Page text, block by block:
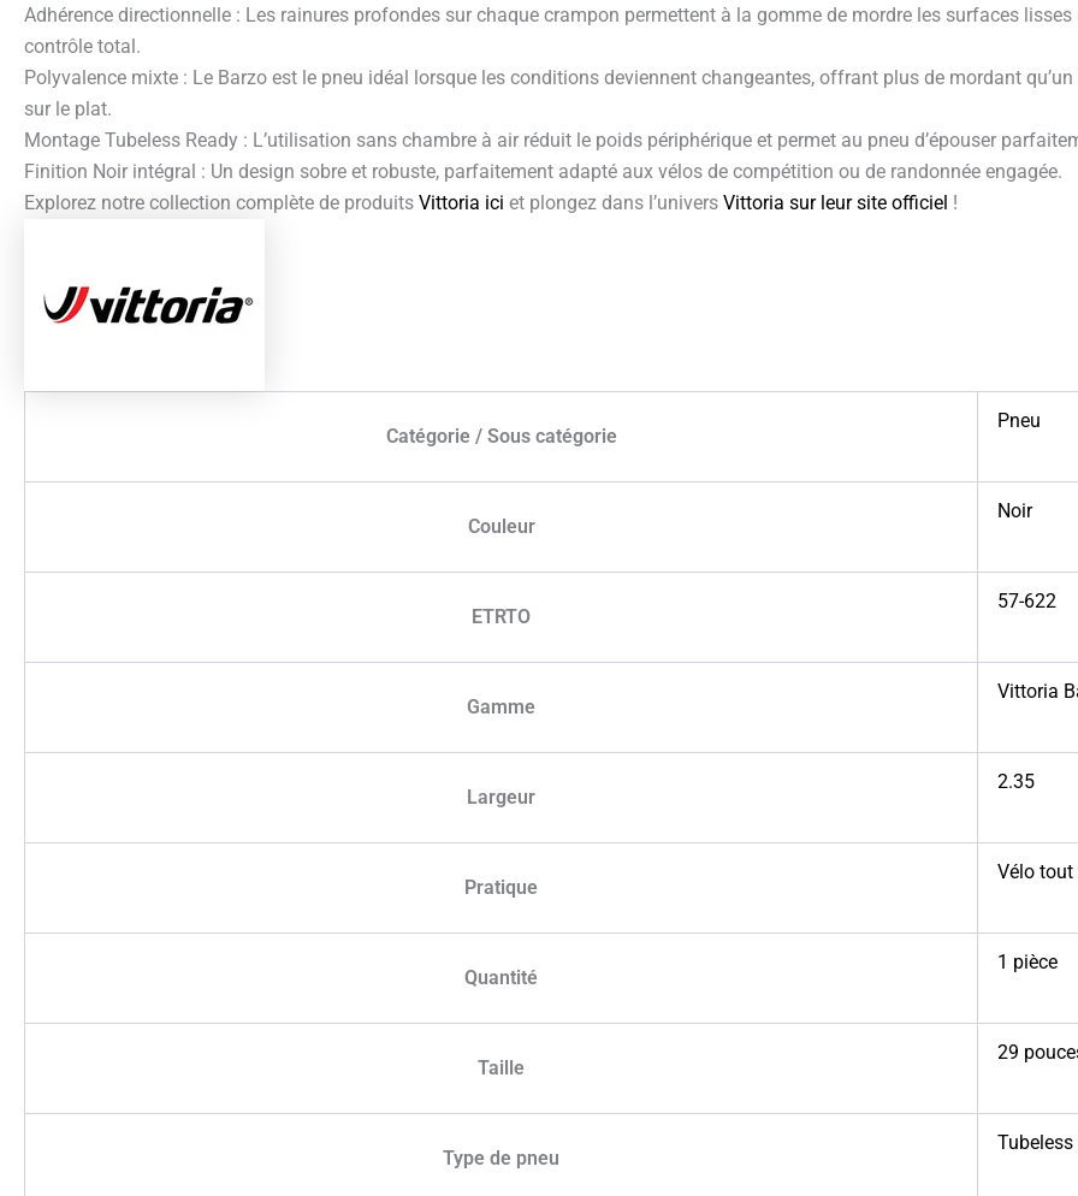
Adhérence directionnelle : Les rainures profondes sur chaque crampon permettent à la gomme de mordre les surfaces
contrôle total.
Polyvalence mixte : Le Barzo est le pneu idéal lorsque les conditions deviennent changeantes, offrant plus de mordant
sur le plat.
Montage Tubeless Ready : L’utilisation sans chambre à air réduit le poids périphérique et permet au pneu d’épouser
Finition Noir intégral : Un design sobre et robuste, parfaitement adapté aux vélos de compétition ou de randonnée engagée.
Explorez notre collection complète de produits Vittoria ici et plongez dans l’univers Vittoria sur leur site officiel !
Catégorie / Sous catégorie
Pneu
Couleur
Noir
ETRTO
57-622
Gamme
Vittoria
Largeur
2.35
Pratique
Vélo tout
Quantité
1 pièce
Taille
29
Type de pneu
Tubeless